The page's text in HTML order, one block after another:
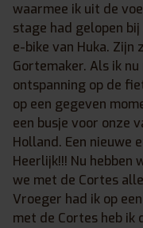
waarmee ik uit de
stage had gelopen
e-bike van Huka. Zijn
Gortemaker. Als ik
ontspanning op de
op een gegeven
een busje voor onze
Holland. Een nieuwe
Heerlijk!!! Nu hebben
we met de Cortes
Vroeger had ik op
met de Cortes heb ik